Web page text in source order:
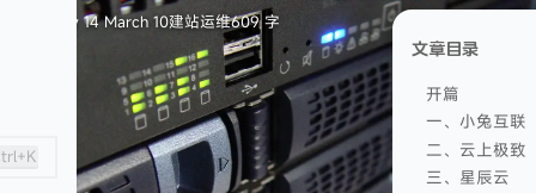
January 14 March 10建站运维609 字
文章目录
开篇
一、小兔互联
二、云上极致
三、星辰云